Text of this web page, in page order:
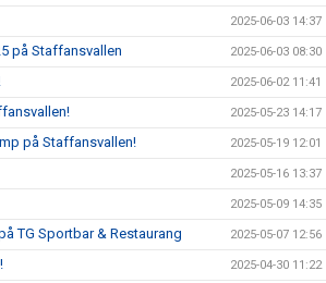
2025-06-03 14:37
på Staffansvallen 2025-06-03 08:30
2025-06-02 11:41
2025-05-23 14:17
på Staffansvallen! 2025-05-19 12:01
2025-05-16 13:37
2025-05-09 14:35
TG Sportbar & Restaurang 2025-05-07 12:56
2025-04-30 11:22